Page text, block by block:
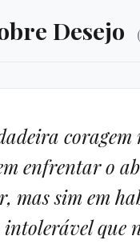
Desejo
coragem
enfrentar o
mas sim em
que